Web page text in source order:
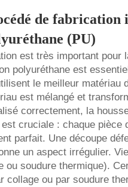
de
(PU)
est très important pour
polyuréthane est
le meilleur
est mélangé et
correctement, la
cruciale : chaque
parfait. Une découpe
un aspect irrégulier.
ou soudure thermique).
collage ou par soudure